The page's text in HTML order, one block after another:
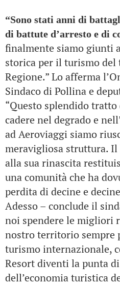
“Sono stati anni di
di battute d’arresto e di
finalmente siamo giunti
storica per il turismo
Regione.” Lo afferma
Sindaco di Pollina e
“Questo splendido
cadere nel degrado e
ad Aeroviaggi siamo
meravigliosa struttura.
alla sua rinascita
una comunità che ha
perdita di decine e
Adesso – conclude il
noi spendere le migliori
nostro territorio sempre
turismo internazionale,
Resort diventi la punta
dell’economia turistica